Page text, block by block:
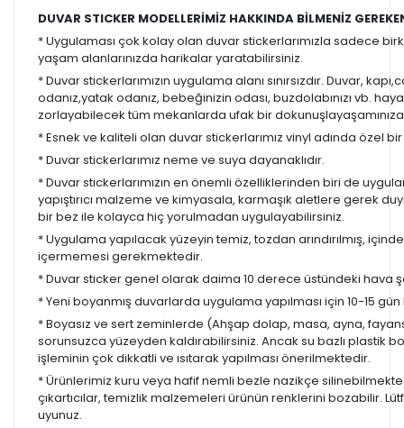
DUVAR STICKER MODELLERİMİZ HAKKINDA BİLMENİZ
* Uygulaması çok kolay olan duvar stickerlarımızla sadece
yaşam alanlarınızda harikalar yaratabilirsiniz.
* Duvar stickerlarımızın uygulama alanı sınırsızdır. Duvar,
odanız,yatak odanız, bebeğinizin odası, buzdolabınızı vb.
zorlayabilecek tüm mekanlarda ufak bir
* Esnek ve kaliteli olan duvar stickerlarımız vinyl adında özel
* Duvar stickerlarımız neme ve suya dayanaklıdır.
* Duvar stickerlarımızın en önemli özelliklerinden biri de
yapıştırıcı malzeme ve kimyasala, karmaşık aletlere gerek
bir bez ile kolayca hiç yorulmadan uygulayabilirsiniz.
* Uygulama yapılacak yüzeyin temiz, tozdan arındırılmış,
içermemesi gerekmektedir.
* Duvar sticker genel olarak daima 10 derece üstündeki hava
* Yeni boyanmış duvarlarda uygulama yapılması için 10-15
* Boyasız ve sert zeminlerde (Ahşap dolap, masa, ayna,
sorunsuzca yüzeyden kaldırabilirsiniz. Ancak su bazlı plastik
işleminin çok dikkatli ve ısıtarak yapılması önerilmektedir.
* Ürünlerimiz kuru veya hafif nemli bezle nazikçe
çıkartıcılar, temizlik malzemeleri ürünün renklerini bozabilir.
uyunuz.